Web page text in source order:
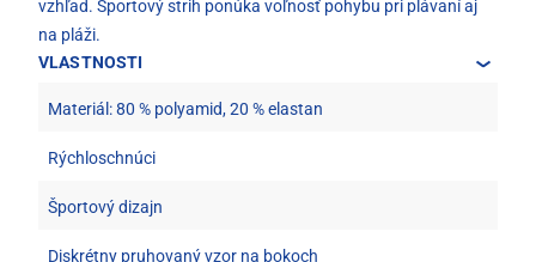
vzhľad. Športový strih ponúka voľnosť pohybu pri plávaní aj
na pláži.
VLASTNOSTI
Materiál: 80 % polyamid, 20 % elastan
Rýchloschnúci
Športový dizajn
Diskrétny pruhovaný vzor na bokoch